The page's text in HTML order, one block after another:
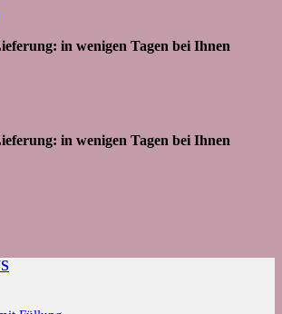
in wenigen Tagen bei Ihnen
in wenigen Tagen bei Ihnen